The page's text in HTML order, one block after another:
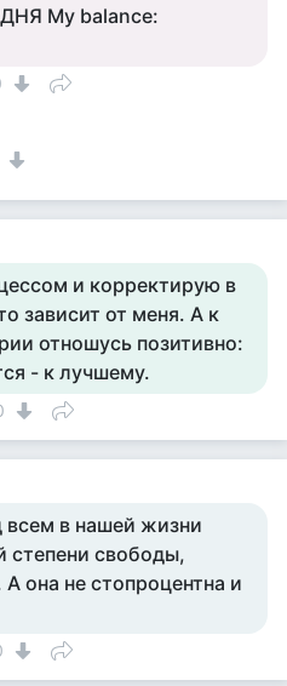
My balance:
и корректирую в
зависит от меня. А к
отношусь позитивно:
- к лучшему.
всем в нашей жизни
степени свободы,
она не стопроцентна и